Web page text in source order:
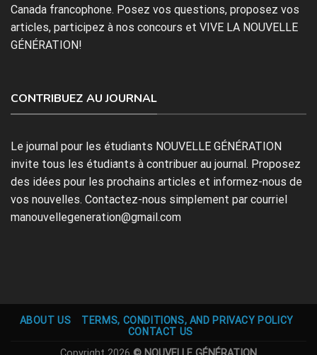
Canada francophone. Posez vos questions, proposez vos
articles, participez à nos concours et VIVE LA NOUVELLE
GÉNÉRATION!
CONTRIBUEZ AU JOURNAL
Le journal pour les étudiants NOUVELLE GÉNÉRATION
invite tous les étudiants à contribuer au journal. Proposez
des idées pour les prochains articles et informez-nous de
vos nouvelles. Contactez-nous simplement par courriel
manouvellegeneration@gmail.com
ABOUT US
TERMS, CONDITIONS, AND PRIVACY POLICY
CONTACT US